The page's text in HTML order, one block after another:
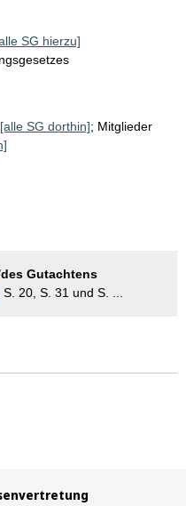
SG hierzu]
[alle SG dorthin]; Mitglieder
Gutachtens
, S. 20, S. 31 und S. ...